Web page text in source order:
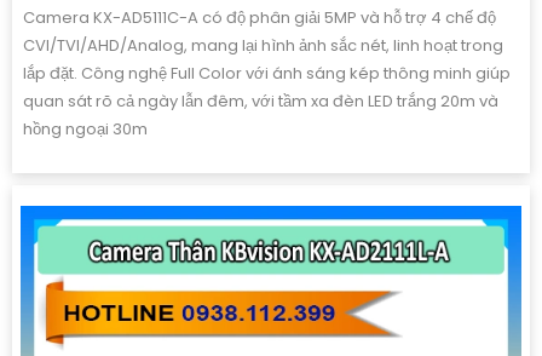
Camera KX-AD5111C-A có độ phân giải 5MP và hỗ trợ 4 chế độ
CVI/TVI/AHD/Analog, mang lại hình ảnh sắc nét, linh hoạt trong
lắp đặt. Công nghệ Full Color với ánh sáng kép thông minh giúp
quan sát rõ cả ngày lẫn đêm, với tầm xa đèn LED trắng 20m và
hồng ngoại 30m